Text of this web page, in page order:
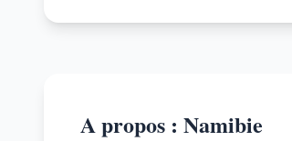
A propos : Namibie